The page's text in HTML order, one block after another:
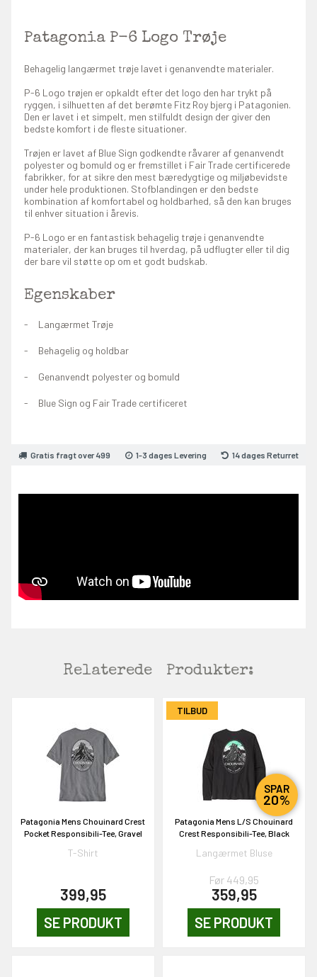
Patagonia P-6 Logo Trøje
Behagelig langærmet trøje lavet i genanvendte materialer.
P-6 Logo trøjen er opkaldt efter det logo den har trykt på
ryggen, i silhuetten af det berømte Fitz Roy bjerg i Patagonien.
Den er lavet i et simpelt, men stilfuldt design der giver den
bedste komfort i de fleste situationer.
Trøjen er lavet af Blue Sign godkendte råvarer af genanvendt
polyester og bomuld og er fremstillet i Fair Trade certificerede
fabrikker, for at sikre den mest bæredygtige og miljøbevidste
under hele produktionen. Stofblandingen er den bedste
kombination af komfortabel og holdbarhed, så den kan bruges
til enhver situation i årevis.
P-6 Logo er en fantastisk behagelig trøje i genanvendte
materialer, der kan bruges til hverdag, på udflugter eller til dig
der bare vil støtte op om et godt budskab.
Egenskaber
Langærmet Trøje
Behagelig og holdbar
Genanvendt polyester og bomuld
Blue Sign og Fair Trade certificeret
Gratis fragt over 499 1-3 dages Levering 14 dages Returret
Relaterede Produkter:
Patagonia Mens Chouinard Crest
Pocket Responsibili-Tee, Gravel
T-Shirt
399,95
SE PRODUKT
TILBUD
SPAR
20%
Patagonia Mens L/S Chouinard
Crest Responsibili-Tee, Black
Langærmet Bluse
Før 449,95
359,95
SE PRODUKT